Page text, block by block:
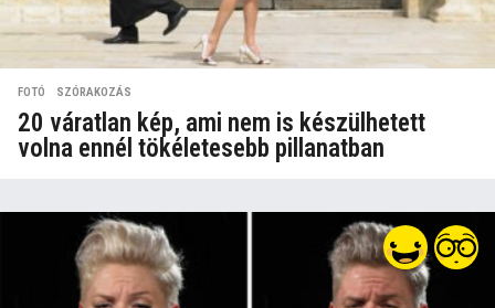
FOTÓ ,SZÓRAKOZÁS
20 váratlan kép, ami nem is készülhetett
volna ennél tökéletesebb pillanatban